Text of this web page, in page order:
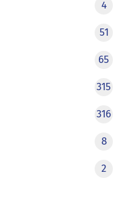
4
51
65
315
316
8
2